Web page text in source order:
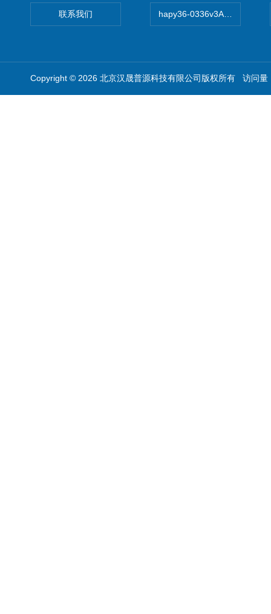
联系我们 hapy36-0336v3A高精度小型
Copyright © 2026 北京汉晟普源科技有限公司版权所有 访问量